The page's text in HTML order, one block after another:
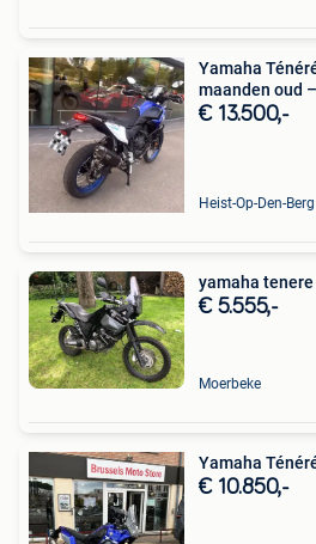
Yamaha
maanden oud
€ 13.500,-
Heist-Op-Den-Berg
yamaha tenere
€ 5.555,-
Moerbeke
Yamaha
€ 10.850,-